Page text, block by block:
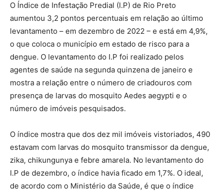
O Índice de Infestação Predial (I.P) de Rio Preto
aumentou 3,2 pontos percentuais em relação ao último
levantamento – em dezembro de 2022 – e está em 4,9%,
o que coloca o município em estado de risco para a
dengue. O levantamento do I.P foi realizado pelos
agentes de saúde na segunda quinzena de janeiro e
mostra a relação entre o número de criadouros com
presença de larvas do mosquito Aedes aegypti e o
número de imóveis pesquisados.
O índice mostra que dos dez mil imóveis vistoriados, 490
estavam com larvas do mosquito transmissor da dengue,
zika, chikungunya e febre amarela. No levantamento do
I.P de dezembro, o índice havia ficado em 1,7%. O ideal,
de acordo com o Ministério da Saúde, é que o índice